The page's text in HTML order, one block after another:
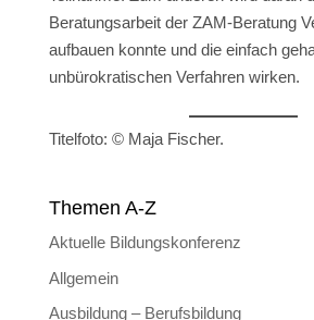
Beratungsarbeit der ZAM-Beratung
aufbauen konnte und die einfach
unbürokratischen Verfahren wirken.
Titelfoto: © Maja Fischer.
Themen A-Z
Aktuelle Bildungskonferenz
Allgemein
Ausbildung – Berufsbildung